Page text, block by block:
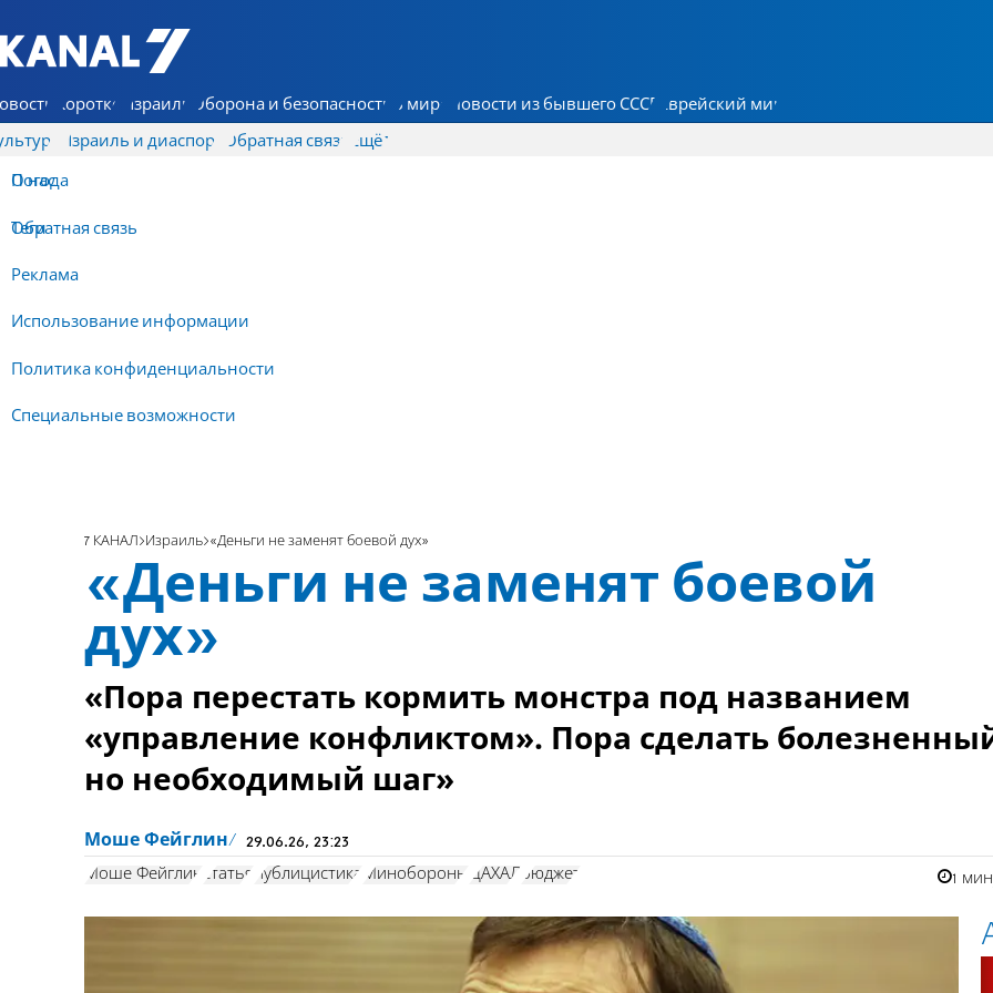
7 КАНАЛ - Аруц Шева
Коротко Израиль Оборона и безопасность В мире Новости из бывшего СССР Еврейский мир
Израиль и диаспора Обратная связь
О нас
Обратная связь
Реклама
Использование информации
Политика конфиденциальности
Специальные возможности
Ещё
Погода
Теги
7 КАНАЛ Израиль «Деньги не заменят боевой дух»
«Деньги не заменят боевой
дух»
«Пора перестать кормить монстра под названием
«управление конфликтом». Пора сделать
но необходимый шаг»
Моше Фейглин 29.06.26, 23:23
Моше Фейглин статья публицистика Минобороны ЦАХАЛ бюджет 1